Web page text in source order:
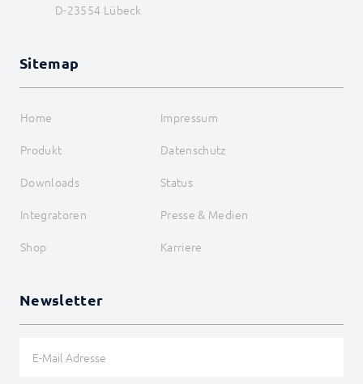
D-23554 Lübeck
Sitemap
Home
Impressum
Produkt
Datenschutz
Downloads
Status
Integratoren
Presse & Medien
Shop
Karriere
Newsletter